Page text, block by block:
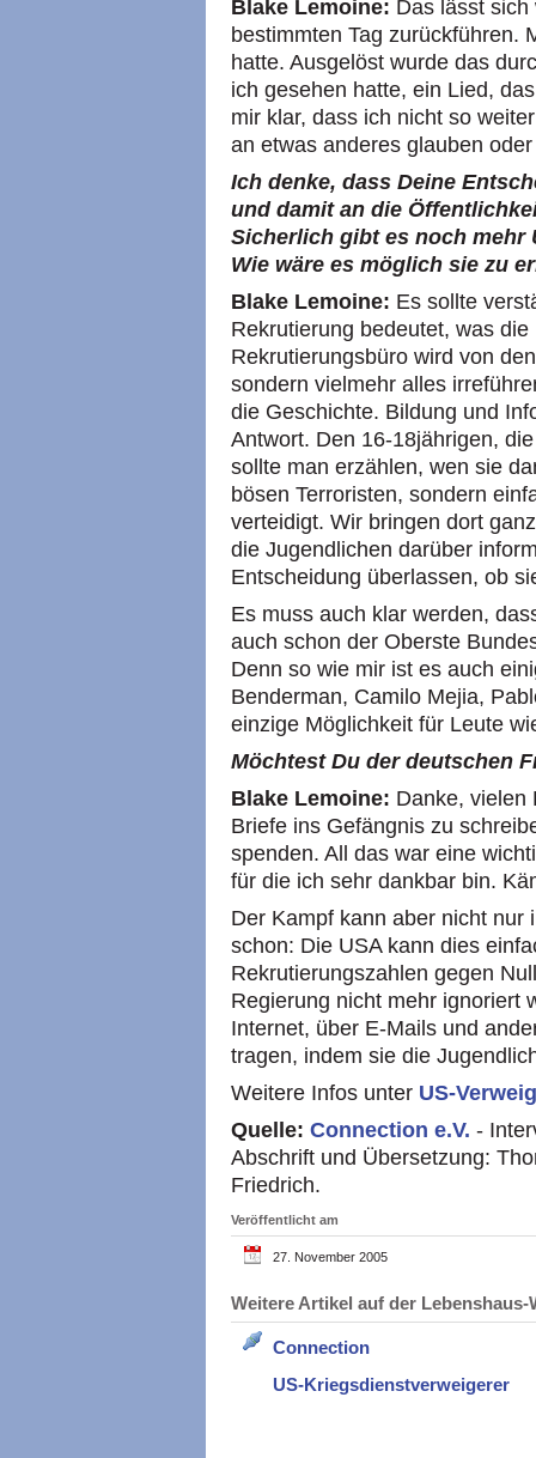
Blake Lemoine: Das lässt
bestimmten Tag zurückführen.
hatte. Ausgelöst wurde das
ich gesehen hatte, ein Lied,
mir klar, dass ich nicht so
an etwas anderes glauben
Ich denke, dass Deine
und damit an die
Sicherlich gibt es noch mehr
Wie wäre es möglich sie zu
Blake Lemoine: Es sollte
Rekrutierung bedeutet, was
Rekrutierungsbüro wird von
sondern vielmehr alles
die Geschichte. Bildung und
Antwort. Den 16-18jährigen,
sollte man erzählen, wen sie
bösen Terroristen, sondern
verteidigt. Wir bringen dort
die Jugendlichen darüber
Entscheidung überlassen, ob
Es muss auch klar werden,
auch schon der Oberste
Denn so wie mir ist es auch
Benderman, Camilo Mejia,
einzige Möglichkeit für Leute
Möchtest Du der deutschen
Blake Lemoine: Danke, vielen
Briefe ins Gefängnis zu
spenden. All das war eine
für die ich sehr dankbar bin.
Der Kampf kann aber nicht nur
schon: Die USA kann dies
Rekrutierungszahlen gegen
Regierung nicht mehr ignoriert
Internet, über E-Mails und
tragen, indem sie die
Weitere Infos unter US-
Quelle: Connection e.V. -
Abschrift und Übersetzung:
Friedrich.
Veröffentlicht am
27. November 2005
Weitere Artikel auf der
Connection
US-Kriegsdienstverweigerer